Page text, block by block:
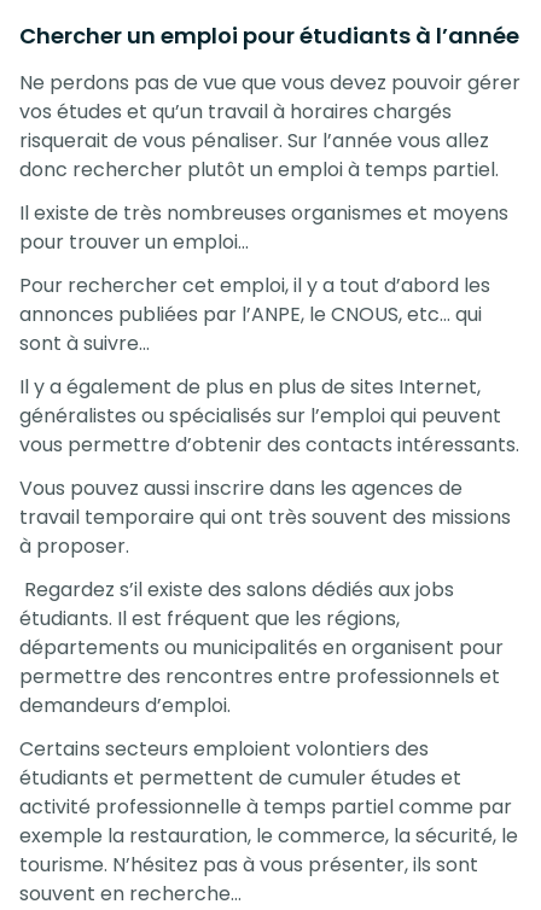
Chercher un emploi pour étudiants à l’année
Ne perdons pas de vue que vous devez pouvoir gérer
vos études et qu’un travail à horaires chargés
risquerait de vous pénaliser. Sur l’année vous allez
donc rechercher plutôt un emploi à temps partiel.
Il existe de très nombreuses organismes et moyens
pour trouver un emploi…
Pour rechercher cet emploi, il y a tout d’abord les
annonces publiées par l’ANPE, le CNOUS, etc… qui
sont à suivre…
Il y a également de plus en plus de sites Internet,
généralistes ou spécialisés sur l’emploi qui peuvent
vous permettre d’obtenir des contacts intéressants.
Vous pouvez aussi inscrire dans les agences de
travail temporaire qui ont très souvent des missions
à proposer.
Regardez s’il existe des salons dédiés aux jobs
étudiants. Il est fréquent que les régions,
départements ou municipalités en organisent pour
permettre des rencontres entre professionnels et
demandeurs d’emploi.
Certains secteurs emploient volontiers des
étudiants et permettent de cumuler études et
activité professionnelle à temps partiel comme par
exemple la restauration, le commerce, la sécurité, le
tourisme. N’hésitez pas à vous présenter, ils sont
souvent en recherche…